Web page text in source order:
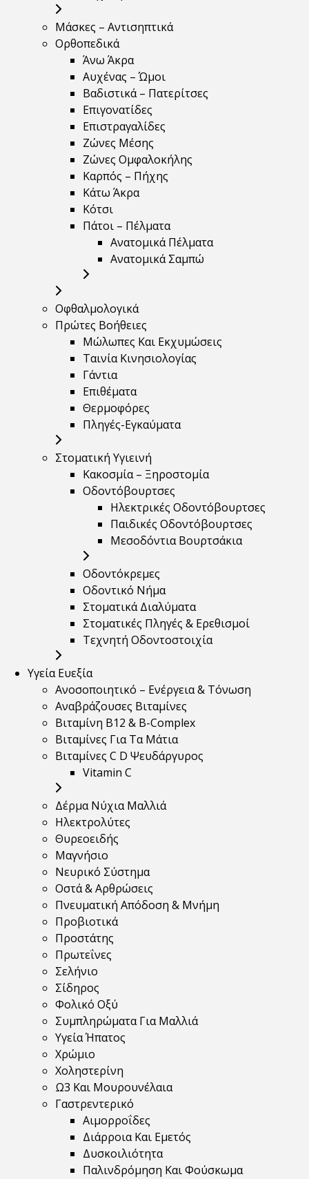
Μάσκες – Αντισηπτικά
Ορθοπεδικά
Άνω Άκρα
Αυχένας – Ώμοι
Βαδιστικά – Πατερίτσες
Επιγονατίδες
Επιστραγαλίδες
Ζώνες Μέσης
Ζώνες Ομφαλοκήλης
Καρπός – Πήχης
Κάτω Άκρα
Κότσι
Πάτοι – Πέλματα
Ανατομικά Πέλματα
Ανατομικά Σαμπώ
Οφθαλμολογικά
Πρώτες Βοήθειες
Μώλωπες Και Εκχυμώσεις
Ταινία Κινησιολογίας
Γάντια
Επιθέματα
Θερμοφόρες
Πληγές-Εγκαύματα
Στοματική Υγιεινή
Κακοσμία – Ξηροστομία
Οδοντόβουρτσες
Ηλεκτρικές Οδοντόβουρτσες
Παιδικές Οδοντόβουρτσες
Μεσοδόντια Βουρτσάκια
Οδοντόκρεμες
Οδοντικό Νήμα
Στοματικά Διαλύματα
Στοματικές Πληγές & Ερεθισμοί
Τεχνητή Οδοντοστοιχία
Υγεία Ευεξία
Ανοσοποιητικό – Ενέργεια & Τόνωση
Αναβράζουσες Βιταμίνες
Βιταμίνη B12 & Β-Complex
Βιταμίνες Για Τα Μάτια
Βιταμίνες C D Ψευδάργυρος
Vitamin C
Δέρμα Νύχια Μαλλιά
Ηλεκτρολύτες
Θυρεοειδής
Μαγνήσιο
Νευρικό Σύστημα
Οστά & Αρθρώσεις
Πνευματική Απόδοση & Μνήμη
Προβιοτικά
Προστάτης
Πρωτεΐνες
Σελήνιο
Σίδηρος
Φολικό Οξύ
Συμπληρώματα Για Μαλλιά
Υγεία Ήπατος
Χρώμιο
Χοληστερίνη
Ω3 Και Μουρουνέλαια
Γαστρεντερικό
Αιμορροΐδες
Διάρροια Και Εμετός
Δυσκοιλιότητα
Παλινδρόμηση Και Φούσκωμα